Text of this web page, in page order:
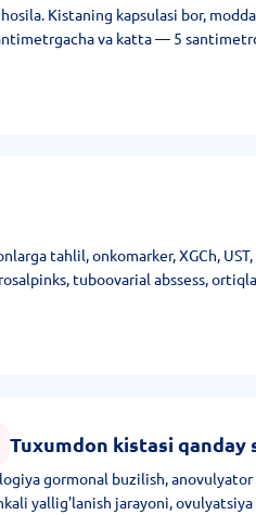
Kistaning kapsulasi bor,
va katta — 5
tahlil, onkomarker, XGCh,
tuboovarial abssess,
Tuxumdon kistasi qanday
gormonal buzilish,
yallig'lanish jarayoni,